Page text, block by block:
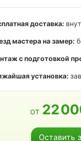
доставка:
мастера на замер:
с подготовкой
установка:
от 22
Оставить